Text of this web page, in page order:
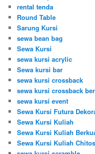
rental tenda
Round Table
Sarung Kursi
sewa bean bag
Sewa Kursi
sewa kursi acrylic
Sewa kursi bar
sewa kursi crossback
sewa kursi crossback
sewa kursi event
Sewa Kursi Futura
Sewa Kursi Kuliah
Sewa Kursi Kuliah
Sewa Kursi Kuliah